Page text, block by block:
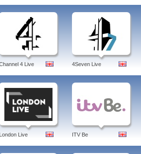
4 Live 4Seven Live
London Live ITV Be